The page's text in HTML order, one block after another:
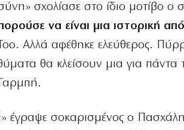
σχολίασε στο ίδιο μοτίβο ο
να είναι μια ιστορική
Αλλά αφέθηκε ελεύθερος.
θα κλείσουν μια για πάντα
έγραψε σοκαρισμένος ο